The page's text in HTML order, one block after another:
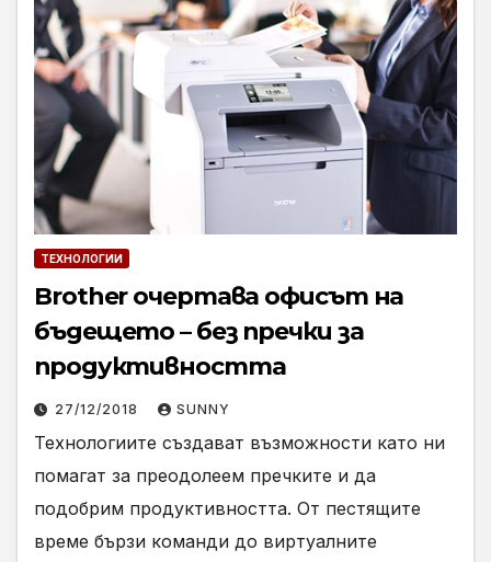
ТЕХНОЛОГИИ
Brother очертава офисът на
бъдещето – без пречки за
продуктивността
27/12/2018 SUNNY
Технологиите създават възможности като ни
помагат за преодолеем пречките и да
подобрим продуктивността. От пестящите
време бързи команди до виртуалните